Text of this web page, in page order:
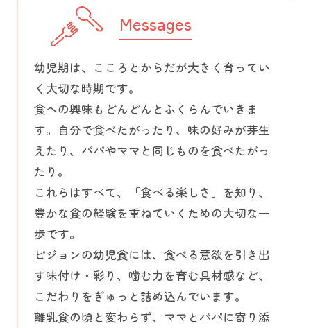
Messages
幼児期は、こころとからだが大きく育ってい
く大切な時期です。
食への興味もどんどんとふくらんでいきま
す。自分で食べたがったり、味の好みが芽生
えたり、パパやママと同じものを食べたがっ
たり。
これらはすべて、「食べる楽しさ」を知り、
豊かな食の経験を重ねていくための大切な一
歩です。
ピジョンの幼児食には、食べる意欲を引き出
す味付け・彩り、噛む力を育む具材感など、
こだわりをぎゅっと詰め込んでいます。
離乳食の頃と変わらず、ママとパパに寄り添